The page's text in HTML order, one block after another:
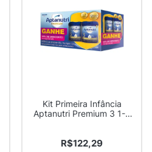
Kit Primeira Infância
Aptanutri Premium 3 1-3
R$122,29